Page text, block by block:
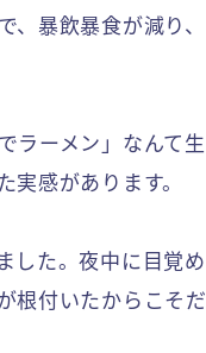
暴飲暴食が減り、
ラーメン」なんて生
感があります。
した。夜中に目覚め
根付いたからこそだ